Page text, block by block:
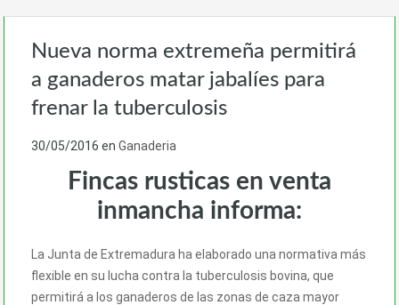
Nueva norma extremeña permitirá
a ganaderos matar jabalíes para
frenar la tuberculosis
30/05/2016 en Ganaderia
Fincas rusticas en venta
inmancha informa:
La Junta de Extremadura ha elaborado una normativa más
flexible en su lucha contra la tuberculosis bovina, que
permitirá a los ganaderos de las zonas de caza mayor